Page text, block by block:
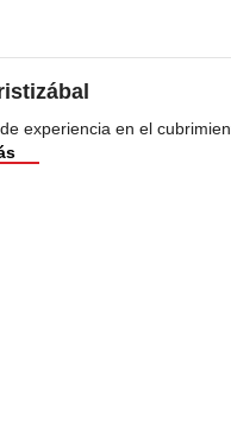
experiencia en el